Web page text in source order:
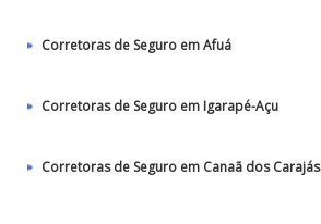
Corretoras de Seguro em Afuá
Corretoras de Seguro em Igarapé-Açu
Corretoras de Seguro em Canaã dos Carajás